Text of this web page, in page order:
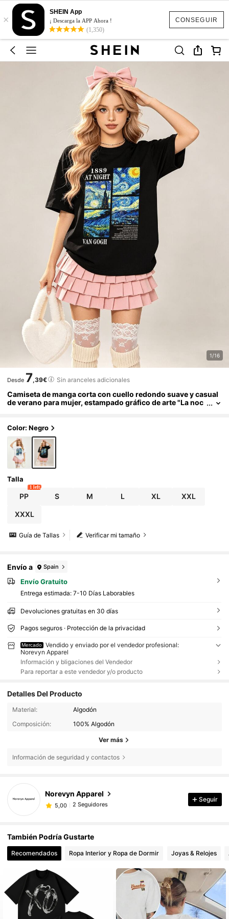
CONSEGUIR
×
SHEIN App
¡ Descarga la APP Ahora !
(1,350)
1/16
Desde 7,39€ Sin aranceles adicionales
Camiseta de manga corta con cuello redondo suave y casual
de verano para mujer, estampado gráfico de arte "La noc
Color: Negro
Talla
PP
1 left
S M L XL XXL
XXXL
Verificar mi tamaño
Guía de Tallas
Envío a Spain
Envío Gratuito
Entrega estimada: 7-10 Días Laborables
Devoluciones gratuitas en 30 días
Pagos seguros · Protección de la privacidad
Mercado
Vendido y enviado por el vendedor profesional:
Norevyn Apparel
Información y bligaciones del Vendedor
Para reportar a este vendedor y/o producto
Detalles Del Producto
Material:
Algodón
Composición:
100% Algodón
Ver más
Información de seguridad y contactos
Norevyn Apparel
5,00
2 Seguidores
j***9
Seguir
También Podría Gustarte
Recomendados Ropa Interior y Ropa de Dormir Joyas & Relojes